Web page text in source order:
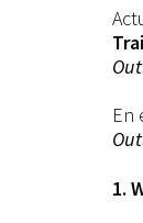
En
1.